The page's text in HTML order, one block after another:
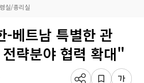
실/총리실
베트남 특별한 관
략분야 협력 확대"